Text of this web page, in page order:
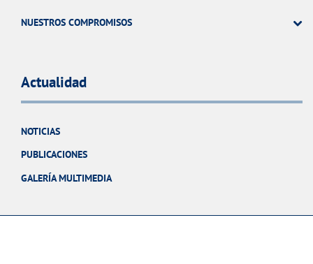
NUESTROS COMPROMISOS
Actualidad
NOTICIAS
PUBLICACIONES
GALERÍA MULTIMEDIA